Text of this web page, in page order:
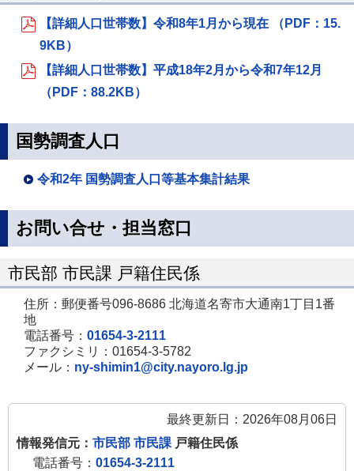
【詳細人口世帯数】令和8年1月から現在 （PDF：15.
9KB）
【詳細人口世帯数】平成18年2月から令和7年12月
（PDF：88.2KB）
国勢調査人口
令和2年 国勢調査人口等基本集計結果
お問い合せ・担当窓口
市民部 市民課 戸籍住民係
住所：郵便番号096-8686 北海道名寄市大通南1丁目1番
地
電話番号： 01654-3-2111
ファクシミリ：01654-3-5782
メール： ny-shimin1@city.nayoro.lg.jp
最終更新日：2026年08月06日
情報発信元： 市民部 市民課 戸籍住民係
電話番号： 01654-3-2111